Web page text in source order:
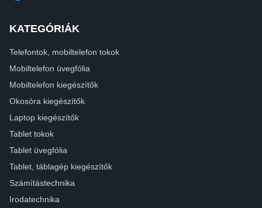
KATEGÓRIÁK
Telefontok, mobiltelefon tokok
Mobiltelefon üvegfólia
Mobiltelefon kiegészítők
Okosóra kiegészítők
Laptop kiegészítők
Tablet tokok
Tablet üvegfólia
Tablet, táblagép kiegészítők
Számítástechnika
Irodatechnika